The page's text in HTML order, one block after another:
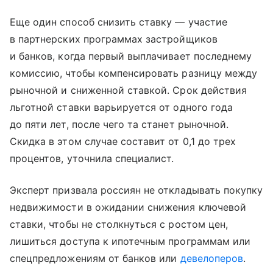
Еще один способ снизить ставку — участие
в партнерских программах застройщиков
и банков, когда первый выплачивает последнему
комиссию, чтобы компенсировать разницу между
рыночной и сниженной ставкой. Срок действия
льготной ставки варьируется от одного года
до пяти лет, после чего та станет рыночной.
Скидка в этом случае составит от 0,1 до трех
процентов, уточнила специалист.
Эксперт призвала россиян не откладывать покупку
недвижимости в ожидании снижения ключевой
ставки, чтобы не столкнуться с ростом цен,
лишиться доступа к ипотечным программам или
спецпредложениям от банков или девелоперов.